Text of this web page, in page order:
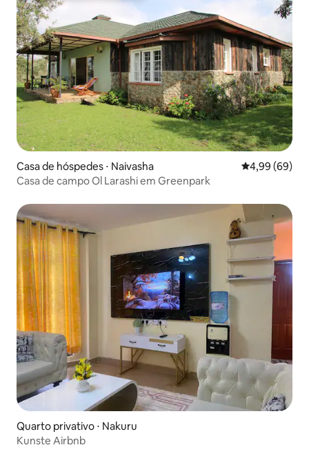
Casa de hóspedes ⋅ Naivasha 4,99 de uma
4,99 (69)
Casa de campo Ol Larashi em Greenpark
Quarto privativo ⋅ Nakuru
Kunste Airbnb